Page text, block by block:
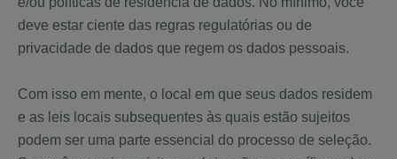
deve estar ciente das regras regulatórias ou de
privacidade de dados que regem os dados pessoais.
Com isso em mente, o local em que seus dados residem
e as leis locais subsequentes às quais estão sujeitos
podem ser uma parte essencial do processo de seleção.